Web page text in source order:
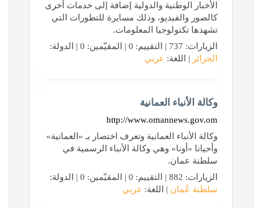
الأخبار الوطنية والدولية إضافة إلى خدمات أخرى
كالصور والفيديو، وذلك مسايرة للتطورات التي
تشهدها تكنولوجيا المعلومات.
الزيارات: 737 | التقييم: 0 | المقيّمين: 0 | الدولة:
الجزائر | اللغة: عربي
وكالة الأنباء العمانية
http://www.omannews.gov.om
وكالة الأنباء العمانية وتعرف اختصار بـ «العمانية»
وأحيانا «أونا» وهي وكالة الأنباء الرسمية في
سلطنة عمان.
الزيارات: 882 | التقييم: 0 | المقيّمين: 0 | الدولة:
سلطنة عُمان | اللغة: عربي